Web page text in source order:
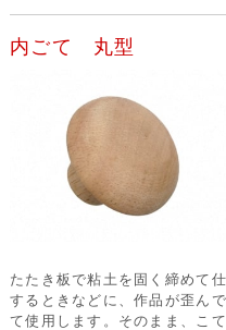
内ごて 丸型
たたき板で粘土を固く締めて
するときなどに、作品が歪ん
て使用します。そのまま、こ